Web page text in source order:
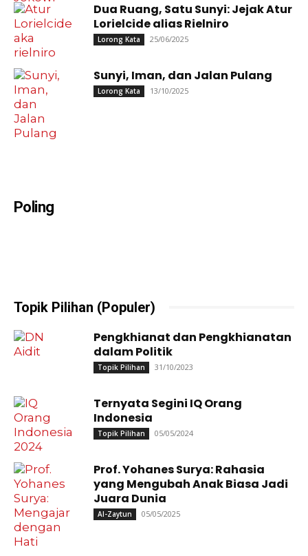
Dua Ruang, Satu Sunyi: Jejak Atur
Lorielcide alias Rielniro
Lorong Kata 25/06/2025
Sunyi, Iman, dan Jalan Pulang
Lorong Kata 13/10/2025
Poling
Topik Pilihan (Populer)
Pengkhianat dan Pengkhianatan
dalam Politik
Topik Pilihan 31/10/2023
Ternyata Segini IQ Orang
Indonesia
Topik Pilihan 05/05/2024
Prof. Yohanes Surya: Rahasia
yang Mengubah Anak Biasa Jadi
Juara Dunia
Al-Zaytun 05/05/2025